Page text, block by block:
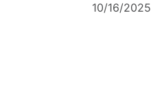
10/16/2025